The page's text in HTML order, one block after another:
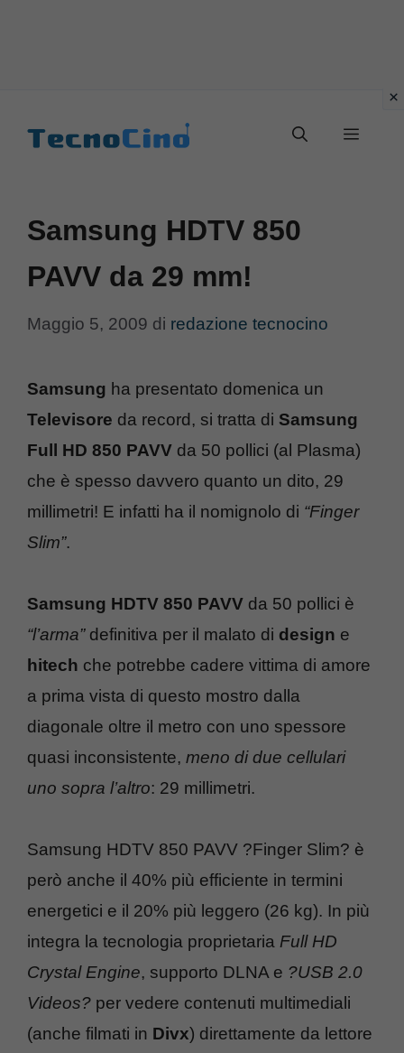
Menu
Samsung HDTV 850
PAVV da 29 mm!
Maggio 5, 2009 di redazione tecnocino
Samsung ha presentato domenica un
Televisore da record, si tratta di Samsung
Full HD 850 PAVV da 50 pollici (al Plasma)
che è spesso davvero quanto un dito, 29
millimetri! E infatti ha il nomignolo di “Finger
Slim”.
Samsung HDTV 850 PAVV da 50 pollici è
“l’arma”definitiva per il malato di design e
hitech che potrebbe cadere vittima di amore
a prima vista di questo mostro dalla
diagonale oltre il metro con uno spessore
quasi inconsistente, meno di due cellulari
uno sopra l’altro: 29 millimetri.
Samsung HDTV 850 PAVV ?Finger Slim? è
però anche il 40% più efficiente in termini
energetici e il 20% più leggero (26 kg). In più
integra la tecnologia proprietaria Full HD
Crystal Engine, supporto DLNA e ?USB 2.0
Videos? per vedere contenuti multimediali
(anche filmati in Divx) direttamente da lettore